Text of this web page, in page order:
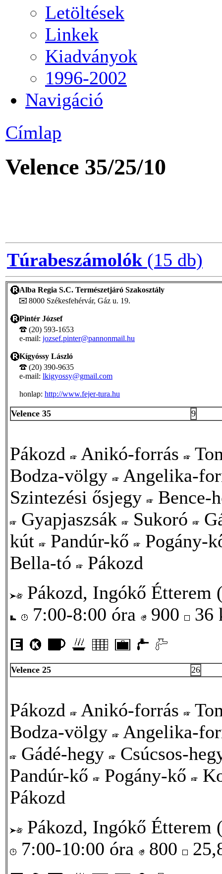
Letöltések
Linkek
Kiadványok
1996-2002
Navigáció
Címlap
Velence 35/25/10
Túrabeszámolók (15 db)
Alba Regia S.C. Természetjáró Szakosztály
8000 Székesfehérvár, Gáz u. 19.
Pintér József
(20) 593-1653
e-mail: jozsef.pinter@pannonmail.hu
Kígyóssy László
(20) 390-9635
e-mail: lkigyossy@gmail.com
honlap: http://www.fejer-tura.hu
Velence 35 9
Pákozd Anikó-forrás
Bodza-völgy
Angelika-
Szintezési ősjegy
Bence-
Gyapjaszsák
Sukoró
kút
Pandúr-kő
Pogány-
Bella-tó
Pákozd
Pákozd, Ingókő Étterem
7:00-8:00 óra
900 36
Velence 25 26
Pákozd Anikó-forrás
Bodza-völgy
Angelika-
Gádé-hegy
Csúcsos-
Pandúr-kő
Pogány-kő
Pákozd
Pákozd, Ingókő Étterem
7:00-10:00 óra
800